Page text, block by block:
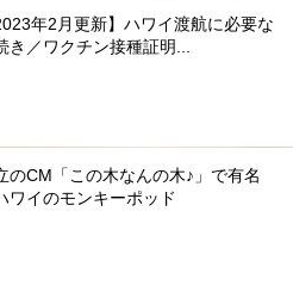
年2月更新】ハワイ渡航に必要な
き／ワクチン接種証明...
のCM「この木なんの木♪」で有名
ワイのモンキーポッド